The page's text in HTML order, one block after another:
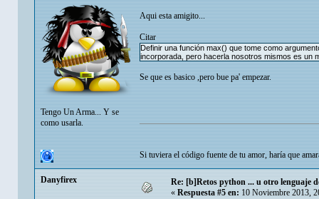
Tengo Un Arma... Y se
como usarla.
Aqui esta amigito...
Citar
Definir una función max() que tome como
incorporada, pero hacerla nosotros mismos es un
Se que es basico ,pero bue pa' empezar.
Si tuviera el código fuente de tu amor, haría que
Danyfirex
Re: [b]Retos python ... u otro lenguaje
« Respuesta #5 en: 10 Noviembre 2013,